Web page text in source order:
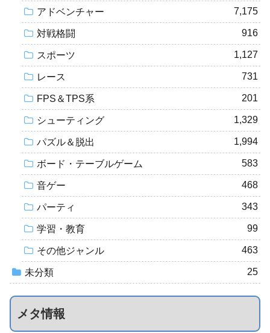
アドベンチャー 7,175
対戦格闘 916
スポーツ 1,127
レース 731
FPS＆TPS系 201
シューティング 1,329
パズル＆脱出 1,994
ボード・テーブルゲーム 583
音ゲー 468
パーティ 343
学習・教育 99
その他ジャンル 463
未分類 25
メタ情報